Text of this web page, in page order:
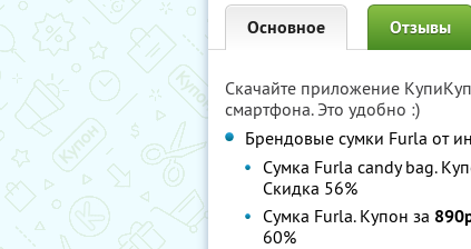
Основное Отзывы
Скачайте приложение
смартфона. Это удобно :)
Брендовые сумки Furla от
Сумка Furla candy bag.
Скидка 56%
Сумка Furla. Купон за
60%